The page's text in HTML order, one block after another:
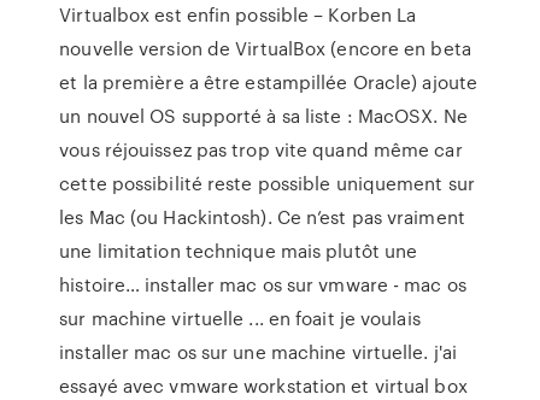
Virtualbox est enfin possible – Korben La
nouvelle version de VirtualBox (encore en beta
et la première a être estampillée Oracle) ajoute
un nouvel OS supporté à sa liste : MacOSX. Ne
vous réjouissez pas trop vite quand même car
cette possibilité reste possible uniquement sur
les Mac (ou Hackintosh). Ce n’est pas vraiment
une limitation technique mais plutôt une
histoire… installer mac os sur vmware - mac os
sur machine virtuelle ... en foait je voulais
installer mac os sur une machine virtuelle. j'ai
essayé avec vmware workstation et virtual box